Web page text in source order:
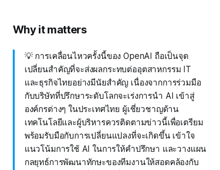
Why it matters
💡 การเคลื่อนไหวครั้งนี้ของ OpenAI ถือเป็นจุด
เปลี่ยนสำคัญที่จะส่งผลกระทบต่ออุตสาหกรรม IT
และธุรกิจไทยอย่างมีนัยสำคัญ เนื่องจากการร่วมมือ
กับบริษัทที่ปรึกษาระดับโลกจะเร่งการนำ AI เข้าสู่
องค์กรต่างๆ ในประเทศไทย ผู้เชี่ยวชาญด้าน
เทคโนโลยีและผู้บริหารควรติดตามข่าวนี้เพื่อเตรียม
พร้อมรับมือกับการเปลี่ยนแปลงที่จะเกิดขึ้น เข้าใจ
แนวโน้มการใช้ AI ในการให้คำปรึกษา และวางแผน
กลยุทธ์การพัฒนาทักษะของทีมงานให้สอดคล้องกับ